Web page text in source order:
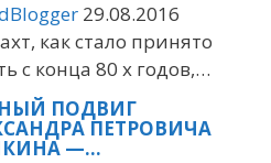
29.08.2016
как стало принято
с конца 80 х годов,…
ПОДВИГ
ПЕТРОВИЧА
—…